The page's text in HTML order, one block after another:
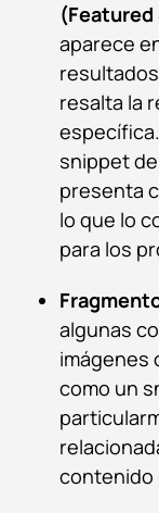
aparece
resalta la
snippet
presenta
lo que lo
para los
algunas
imágenes
como un
contenido